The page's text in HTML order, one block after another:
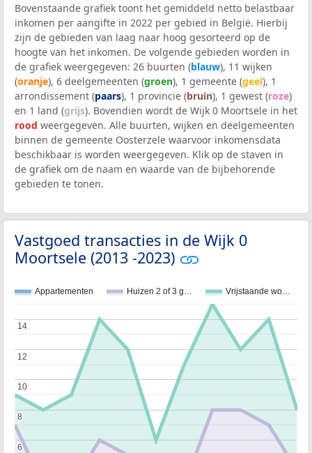
Bovenstaande grafiek toont het gemiddeld netto belastbaar
inkomen per aangifte in 2022 per gebied in België. Hierbij
zijn de gebieden van laag naar hoog gesorteerd op de
hoogte van het inkomen. De volgende gebieden worden in
de grafiek weergegeven: 26 buurten (blauw), 11 wijken
(oranje), 6 deelgemeenten (groen), 1 gemeente (geel), 1
arrondissement (paars), 1 provincie (bruin), 1 gewest (roze)
en 1 land (grijs). Bovendien wordt de Wijk 0 Moortsele in het
rood weergegeven. Alle buurten, wijken en deelgemeenten
binnen de gemeente Oosterzele waarvoor inkomensdata
beschikbaar is worden weergegeven. Klik op de staven in
de grafiek om de naam en waarde van de bijbehorende
gebieden te tonen.
Vastgoed transacties in de Wijk 0
Moortsele (2013 -2023)
Appartementen Huizen 2 of 3 g… Vrijstaande wo…
6
6
8
8
10
10
12
12
14
14